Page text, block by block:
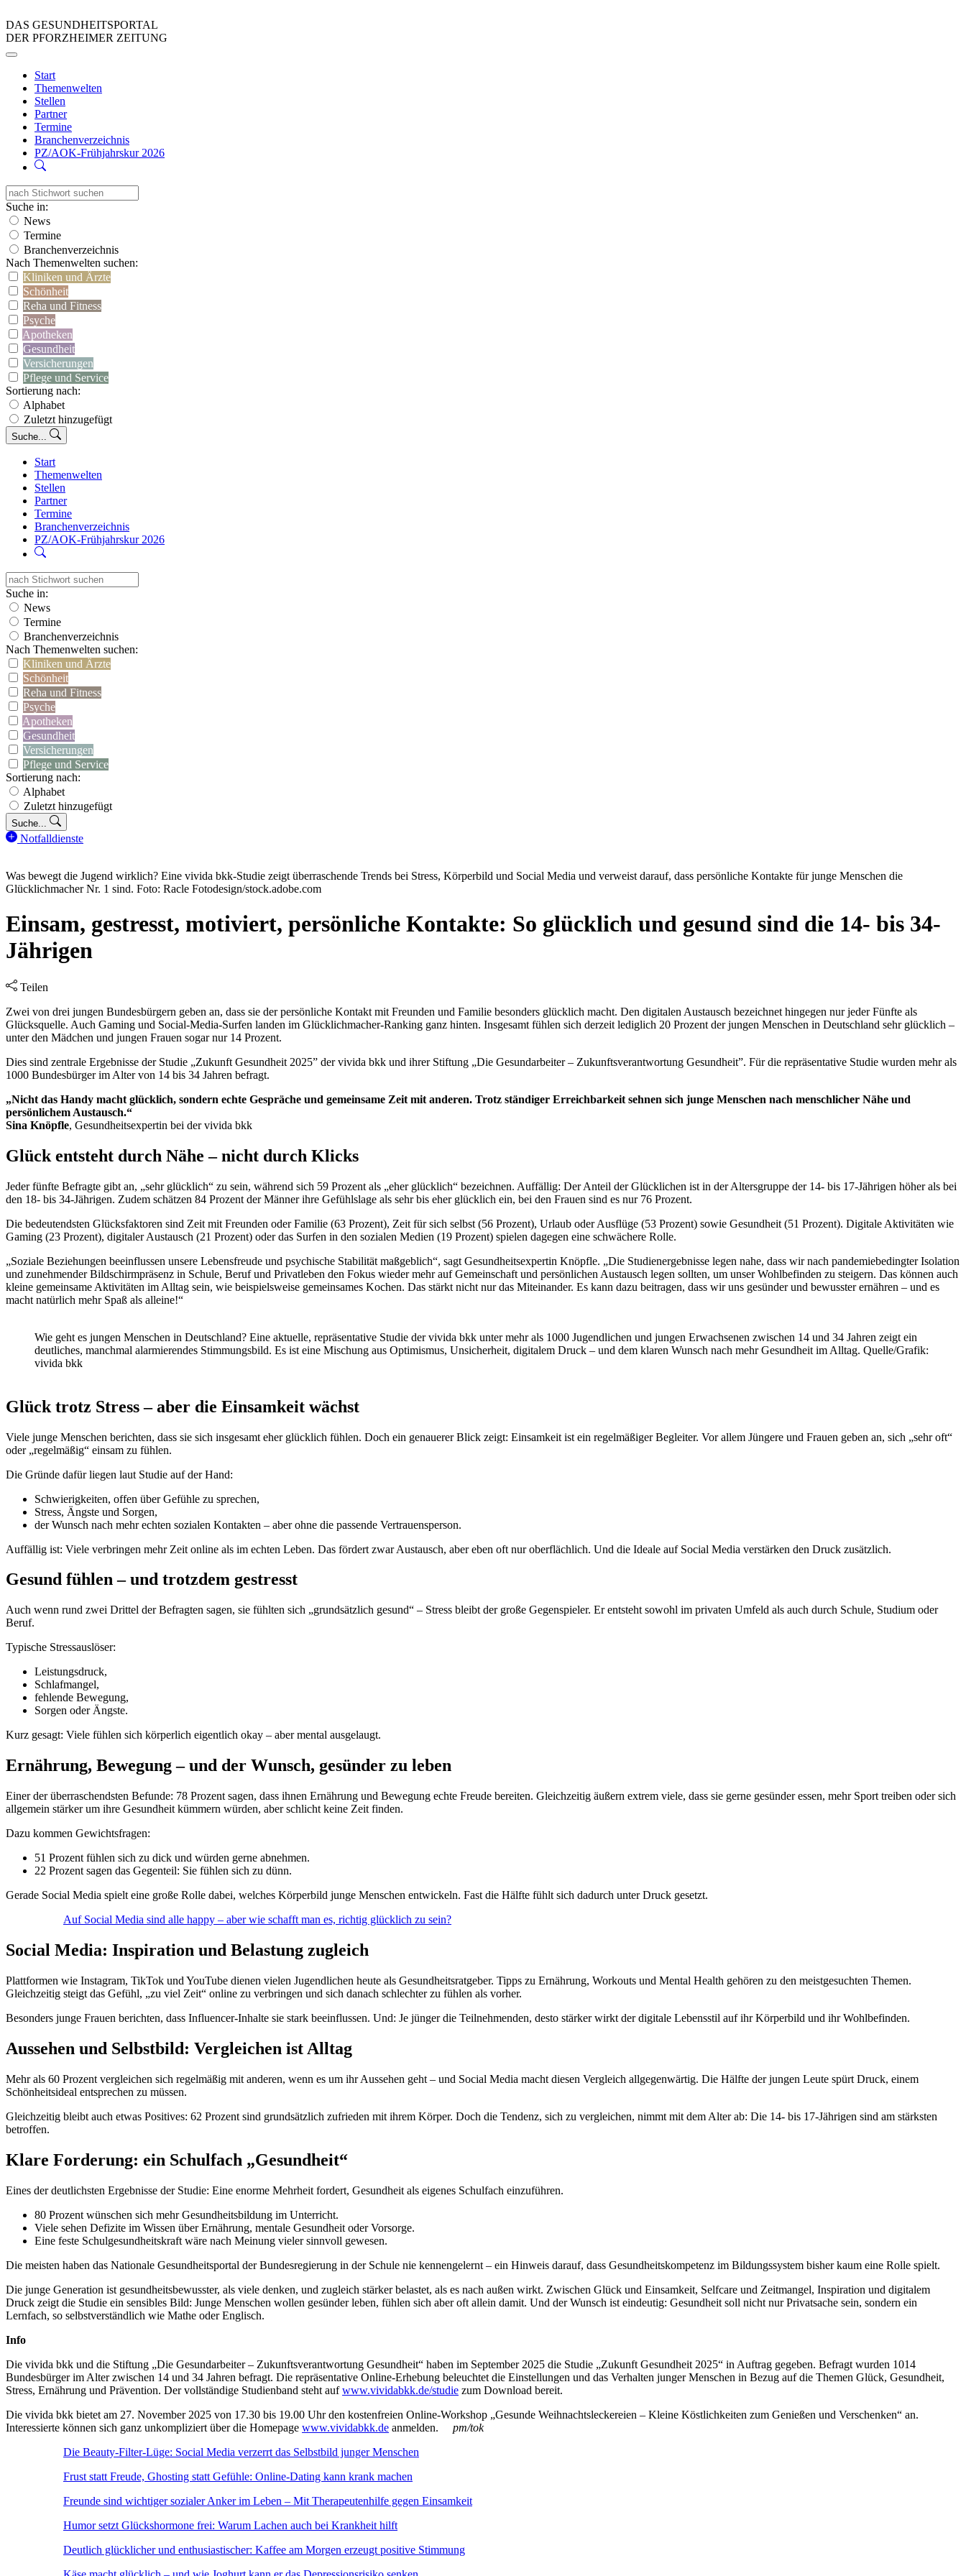
DAS GESUNDHEITSPORTAL
DER PFORZHEIMER ZEITUNG
Start
Themenwelten
Stellen
Partner
Termine
Branchenverzeichnis
PZ/AOK-Frühjahrskur 2026
Suche in:
News
Termine
Branchenverzeichnis
Nach Themenwelten suchen:
Kliniken und Ärzte
Schönheit
Reha und Fitness
Psyche
Apotheken
Gesundheit
Versicherungen
Pflege und Service
Sortierung nach:
Alphabet
Zuletzt hinzugefügt
Suche...
Start
Themenwelten
Stellen
Partner
Termine
Branchenverzeichnis
PZ/AOK-Frühjahrskur 2026
Suche in:
News
Termine
Branchenverzeichnis
Nach Themenwelten suchen:
Kliniken und Ärzte
Schönheit
Reha und Fitness
Psyche
Apotheken
Gesundheit
Versicherungen
Pflege und Service
Sortierung nach:
Alphabet
Zuletzt hinzugefügt
Suche...
Notfalldienste
Was bewegt die Jugend wirklich? Eine vivida bkk-Studie zeigt überraschende Trends bei Stress, Körperbild und Social Media und verweist darauf, dass persönliche Kontakte für junge Menschen die
Glücklichmacher Nr. 1 sind. Foto: Racle Fotodesign/stock.adobe.com
Einsam, gestresst, motiviert, persönliche Kontakte: So glücklich und gesund sind die 14- bis 34-
Jährigen
Teilen
Zwei von drei jungen Bundesbürgern geben an, dass sie der persönliche Kontakt mit Freunden und Familie besonders glücklich macht. Den digitalen Austausch bezeichnet hingegen nur jeder Fünfte als
Glücksquelle. Auch Gaming und Social-Media-Surfen landen im Glücklichmacher-Ranking ganz hinten. Insgesamt fühlen sich derzeit lediglich 20 Prozent der jungen Menschen in Deutschland sehr glücklich –
unter den Mädchen und jungen Frauen sogar nur 14 Prozent.
Dies sind zentrale Ergebnisse der Studie „Zukunft Gesundheit 2025” der vivida bkk und ihrer Stiftung „Die Gesundarbeiter – Zukunftsverantwortung Gesundheit”. Für die repräsentative Studie wurden mehr als
1000 Bundesbürger im Alter von 14 bis 34 Jahren befragt.
„Nicht das Handy macht glücklich, sondern echte Gespräche und gemeinsame Zeit mit anderen. Trotz ständiger Erreichbarkeit sehnen sich junge Menschen nach menschlicher Nähe und
persönlichem Austausch.“
Sina Knöpfle, Gesundheitsexpertin bei der vivida bkk
Glück entsteht durch Nähe – nicht durch Klicks
Jeder fünfte Befragte gibt an, „sehr glücklich“ zu sein, während sich 59 Prozent als „eher glücklich“ bezeichnen. Auffällig: Der Anteil der Glücklichen ist in der Altersgruppe der 14- bis 17-Jährigen höher als bei
den 18- bis 34-Jährigen. Zudem schätzen 84 Prozent der Männer ihre Gefühlslage als sehr bis eher glücklich ein, bei den Frauen sind es nur 76 Prozent.
Die bedeutendsten Glücksfaktoren sind Zeit mit Freunden oder Familie (63 Prozent), Zeit für sich selbst (56 Prozent), Urlaub oder Ausflüge (53 Prozent) sowie Gesundheit (51 Prozent). Digitale Aktivitäten wie
Gaming (23 Prozent), digitaler Austausch (21 Prozent) oder das Surfen in den sozialen Medien (19 Prozent) spielen dagegen eine schwächere Rolle.
„Soziale Beziehungen beeinflussen unsere Lebensfreude und psychische Stabilität maßgeblich“, sagt Gesundheitsexpertin Knöpfle. „Die Studienergebnisse legen nahe, dass wir nach pandemiebedingter Isolation
und zunehmender Bildschirmpräsenz in Schule, Beruf und Privatleben den Fokus wieder mehr auf Gemeinschaft und persönlichen Austausch legen sollten, um unser Wohlbefinden zu steigern. Das können auch
kleine gemeinsame Aktivitäten im Alltag sein, wie beispielsweise gemeinsames Kochen. Das stärkt nicht nur das Miteinander. Es kann dazu beitragen, dass wir uns gesünder und bewusster ernähren – und es
macht natürlich mehr Spaß als alleine!“
Wie geht es jungen Menschen in Deutschland? Eine aktuelle, repräsentative Studie der vivida bkk unter mehr als 1000 Jugendlichen und jungen Erwachsenen zwischen 14 und 34 Jahren zeigt ein
deutliches, manchmal alarmierendes Stimmungsbild. Es ist eine Mischung aus Optimismus, Unsicherheit, digitalem Druck – und dem klaren Wunsch nach mehr Gesundheit im Alltag. Quelle/Grafik:
vivida bkk
Glück trotz Stress – aber die Einsamkeit wächst
Viele junge Menschen berichten, dass sie sich insgesamt eher glücklich fühlen. Doch ein genauerer Blick zeigt: Einsamkeit ist ein regelmäßiger Begleiter. Vor allem Jüngere und Frauen geben an, sich „sehr oft“
oder „regelmäßig“ einsam zu fühlen.
Die Gründe dafür liegen laut Studie auf der Hand:
Schwierigkeiten, offen über Gefühle zu sprechen,
Stress, Ängste und Sorgen,
der Wunsch nach mehr echten sozialen Kontakten – aber ohne die passende Vertrauensperson.
Auffällig ist: Viele verbringen mehr Zeit online als im echten Leben. Das fördert zwar Austausch, aber eben oft nur oberflächlich. Und die Ideale auf Social Media verstärken den Druck zusätzlich.
Gesund fühlen – und trotzdem gestresst
Auch wenn rund zwei Drittel der Befragten sagen, sie fühlten sich „grundsätzlich gesund“ – Stress bleibt der große Gegenspieler. Er entsteht sowohl im privaten Umfeld als auch durch Schule, Studium oder
Beruf.
Typische Stressauslöser:
Leistungsdruck,
Schlafmangel,
fehlende Bewegung,
Sorgen oder Ängste.
Kurz gesagt: Viele fühlen sich körperlich eigentlich okay – aber mental ausgelaugt.
Ernährung, Bewegung – und der Wunsch, gesünder zu leben
Einer der überraschendsten Befunde: 78 Prozent sagen, dass ihnen Ernährung und Bewegung echte Freude bereiten. Gleichzeitig äußern extrem viele, dass sie gerne gesünder essen, mehr Sport treiben oder sich
allgemein stärker um ihre Gesundheit kümmern würden, aber schlicht keine Zeit finden.
Dazu kommen Gewichtsfragen:
51 Prozent fühlen sich zu dick und würden gerne abnehmen.
22 Prozent sagen das Gegenteil: Sie fühlen sich zu dünn.
Gerade Social Media spielt eine große Rolle dabei, welches Körperbild junge Menschen entwickeln. Fast die Hälfte fühlt sich dadurch unter Druck gesetzt.
Auf Social Media sind alle happy – aber wie schafft man es, richtig glücklich zu sein?
Social Media: Inspiration und Belastung zugleich
Plattformen wie Instagram, TikTok und YouTube dienen vielen Jugendlichen heute als Gesundheitsratgeber. Tipps zu Ernährung, Workouts und Mental Health gehören zu den meistgesuchten Themen.
Gleichzeitig steigt das Gefühl, „zu viel Zeit“ online zu verbringen und sich danach schlechter zu fühlen als vorher.
Besonders junge Frauen berichten, dass Influencer-Inhalte sie stark beeinflussen. Und: Je jünger die Teilnehmenden, desto stärker wirkt der digitale Lebensstil auf ihr Körperbild und ihr Wohlbefinden.
Aussehen und Selbstbild: Vergleichen ist Alltag
Mehr als 60 Prozent vergleichen sich regelmäßig mit anderen, wenn es um ihr Aussehen geht – und Social Media macht diesen Vergleich allgegenwärtig. Die Hälfte der jungen Leute spürt Druck, einem
Schönheitsideal entsprechen zu müssen.
Gleichzeitig bleibt auch etwas Positives: 62 Prozent sind grundsätzlich zufrieden mit ihrem Körper. Doch die Tendenz, sich zu vergleichen, nimmt mit dem Alter ab: Die 14- bis 17-Jährigen sind am stärksten
betroffen.
Klare Forderung: ein Schulfach „Gesundheit“
Eines der deutlichsten Ergebnisse der Studie: Eine enorme Mehrheit fordert, Gesundheit als eigenes Schulfach einzuführen.
80 Prozent wünschen sich mehr Gesundheitsbildung im Unterricht.
Viele sehen Defizite im Wissen über Ernährung, mentale Gesundheit oder Vorsorge.
Eine feste Schulgesundheitskraft wäre nach Meinung vieler sinnvoll gewesen.
Die meisten haben das Nationale Gesundheitsportal der Bundesregierung in der Schule nie kennengelernt – ein Hinweis darauf, dass Gesundheitskompetenz im Bildungssystem bisher kaum eine Rolle spielt.
Die junge Generation ist gesundheitsbewusster, als viele denken, und zugleich stärker belastet, als es nach außen wirkt. Zwischen Glück und Einsamkeit, Selfcare und Zeitmangel, Inspiration und digitalem
Druck zeigt die Studie ein sensibles Bild: Junge Menschen wollen gesünder leben, fühlen sich aber oft allein damit. Und der Wunsch ist eindeutig: Gesundheit soll nicht nur Privatsache sein, sondern ein
Lernfach, so selbstverständlich wie Mathe oder Englisch.
Info
Die vivida bkk und die Stiftung „Die Gesundarbeiter – Zukunftsverantwortung Gesundheit“ haben im September 2025 die Studie „Zukunft Gesundheit 2025“ in Auftrag gegeben. Befragt wurden 1014
Bundesbürger im Alter zwischen 14 und 34 Jahren befragt. Die repräsentative Online-Erhebung beleuchtet die Einstellungen und das Verhalten junger Menschen in Bezug auf die Themen Glück, Gesundheit,
Stress, Ernährung und Prävention. Der vollständige Studienband steht aufwww.vividabkk.de/studie zum Download bereit.
Die vivida bkk bietet am 27. November 2025 von 17.30 bis 19.00 Uhr den kostenfreien Online-Workshop „Gesunde Weihnachtsleckereien – Kleine Köstlichkeiten zum Genießen und Verschenken“ an.
Interessierte können sich ganz unkompliziert über die Homepage www.vividabkk.de anmelden. pm/tok
Die Beauty-Filter-Lüge: Social Media verzerrt das Selbstbild junger Menschen
Frust statt Freude, Ghosting statt Gefühle: Online-Dating kann krank machen
Freunde sind wichtiger sozialer Anker im Leben – Mit Therapeutenhilfe gegen Einsamkeit
Humor setzt Glückshormone frei: Warum Lachen auch bei Krankheit hilft
Deutlich glücklicher und enthusiastischer: Kaffee am Morgen erzeugt positive Stimmung